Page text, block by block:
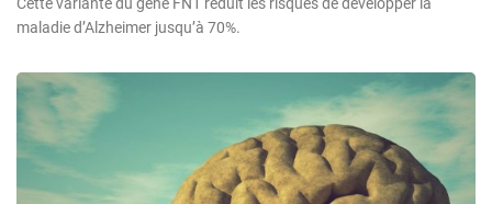
maladie d’Alzheimer jusqu’à 70%.